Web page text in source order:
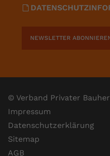
NEWSLETTER
© Verband Privater
Impressum
Datenschutzerklärung
Sitemap
AGB